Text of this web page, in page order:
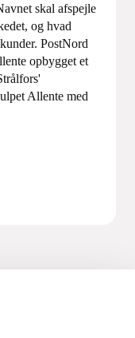
skal afspejle
og hvad
PostNord
opbygget et
Allente med